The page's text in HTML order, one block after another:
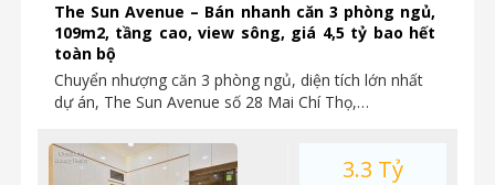
The Sun Avenue – Bán nhanh căn 3 phòng ngủ,
109m2, tầng cao, view sông, giá 4,5 tỷ bao hết
toàn bộ
Chuyển nhượng căn 3 phòng ngủ, diện tích lớn nhất
dự án, The Sun Avenue số 28 Mai Chí Thọ,…
3.3 Tỷ